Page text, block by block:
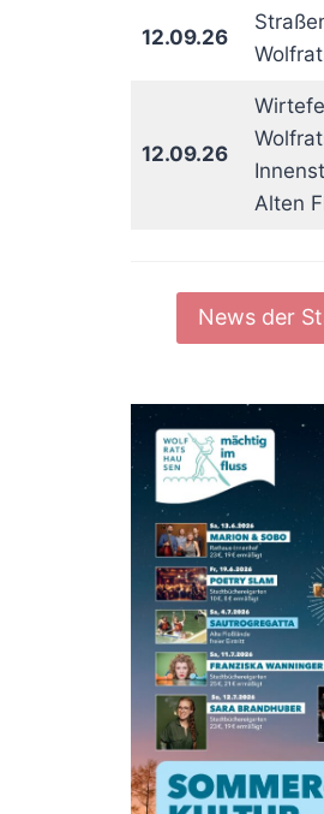
12.09.26
12.09.26
Alten
News der